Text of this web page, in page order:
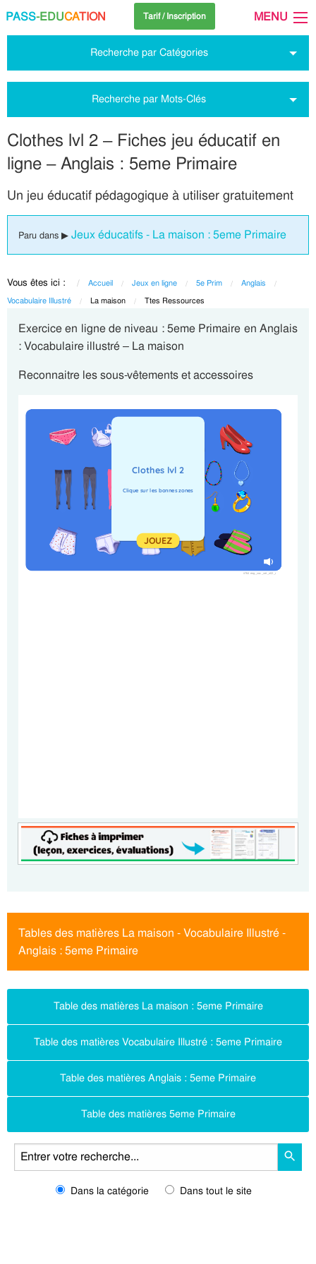
PASS-EDUCATION Tarif / Inscription MENU
Recherche par Catégories
Recherche par Mots-Clés
Clothes lvl 2 – Fiches jeu éducatif en
ligne – Anglais : 5eme Primaire
Un jeu éducatif pédagogique à utiliser gratuitement
Paru dans ▶ Jeux éducatifs - La maison : 5eme Primaire
Vous êtes ici : Accueil Jeux en ligne 5e Prim
Anglais
Vocabulaire Illustré
Current:
La maison Current:
Ttes Ressources
Exercice en ligne de niveau : 5eme Primaire en Anglais
: Vocabulaire illustré – La maison
Reconnaitre les sous-vêtements et accessoires
Tables des matières La maison - Vocabulaire Illustré -
Anglais : 5eme Primaire
Table des matières La maison : 5eme Primaire
Table des matières Vocabulaire Illustré : 5eme Primaire
Table des matières Anglais : 5eme Primaire
Table des matières 5eme Primaire
Dans la catégorie Dans tout le site